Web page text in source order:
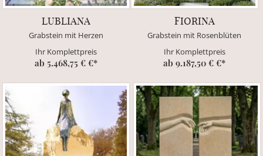
LUBLIANA
Grabstein mit Herzen
Ihr Komplettpreis
ab 5.468,75 € €*
FIORINA
Grabstein mit Rosenblüten
Ihr Komplettpreis
ab 9.187,50 € €*